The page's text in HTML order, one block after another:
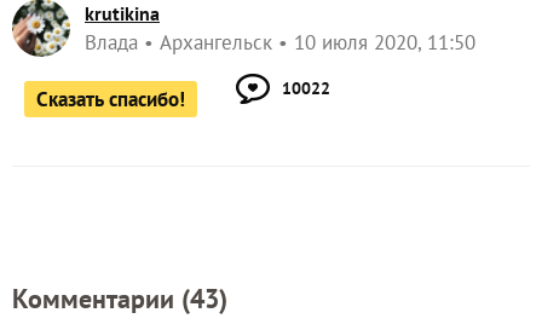
krutikina
Влада Архангельск 10 июля 2020, 11:50
Сказать спасибо! 10022
Комментарии (43)